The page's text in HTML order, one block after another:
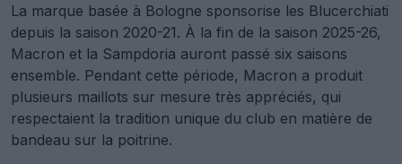
La marque basée à Bologne sponsorise les Blucerchiati
depuis la saison 2020-21. À la fin de la saison 2025-26,
Macron et la Sampdoria auront passé six saisons
ensemble. Pendant cette période, Macron a produit
plusieurs maillots sur mesure très appréciés, qui
respectaient la tradition unique du club en matière de
bandeau sur la poitrine.